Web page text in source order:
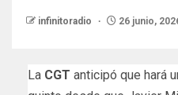
infinitoradio 26 junio,
La CGT anticipó que hará